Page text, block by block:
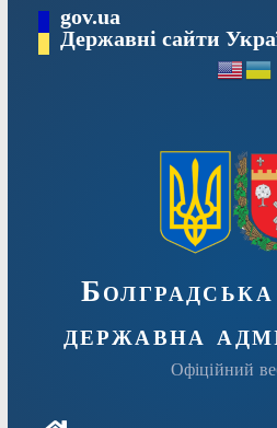
Перейтиgov.ua
Державні сайти
державна
Офіційний